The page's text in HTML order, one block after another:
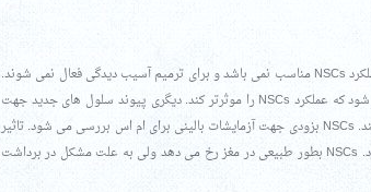
این سلول ها مسول ترمیم میلین در مغز بوده ولی وقتی شخصی ام اس دارد عملکرد NSCs مناسب نمی باشد و برای ترمیم آسیب دیدگی فعال نمی شوند.
دو رویکرد در تصحیح عملکرد وجود دارد. در یکی از آنها از دارویی استفاده می شود که عملکرد NSCs را موثرتر کند. دیگری پیوند سلول های جدید جهت
ترمیم آسیب دیدگی هایی است که سلول های مغزی موجود نمی توانند ترمیم کنند. NSCs بزودی جهت آزمایشات بالینی برای ام اس بررسی می شود. تاثیر
این سلول ها از نوع ایمونومدولیشن بوده و تاثیر مستقیم بر بازسازی میلین دارد. NSCs بطور طبیعی در مغز رخ می دهد ولی به علت مشکل در برداشت